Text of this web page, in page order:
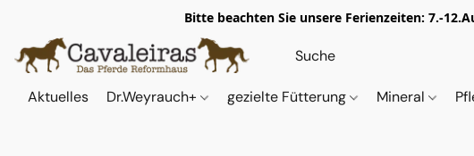
Bitte beachten Sie unsere Ferienzeiten: 7.-
Aktuelles Dr.Weyrauch+ gezielte Fütterung Mineral